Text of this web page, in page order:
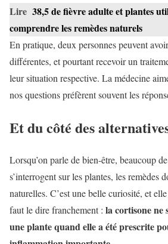
Lire 38,5 de fièvre adulte et plantes
comprendre les remèdes naturels
En pratique, deux personnes peuvent
différentes, et pourtant recevoir un
leur situation respective. La médecine
nos questions préfèrent souvent les
Et du côté des
Lorsqu’on parle de bien-être, beaucoup
s’interrogent sur les plantes, les remèdes
naturelles. C’est une belle curiosité, et
faut le dire franchement : la cortisone ne
une plante quand elle a été prescrite